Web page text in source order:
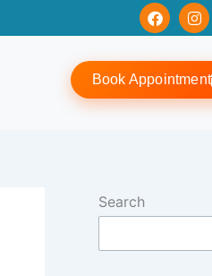
F
a
c
o
o
I
n
s
g
r
Book Appointment
Search